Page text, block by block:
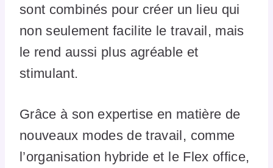
sont combinés pour créer un lieu qui
non seulement facilite le travail, mais
le rend aussi plus agréable et
stimulant.
Grâce à son expertise en matière de
nouveaux modes de travail, comme
l’organisation hybride et le Flex office,